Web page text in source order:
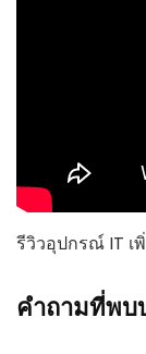
รีวิวอุปกรณ์ IT เ
คำถามที่พบ